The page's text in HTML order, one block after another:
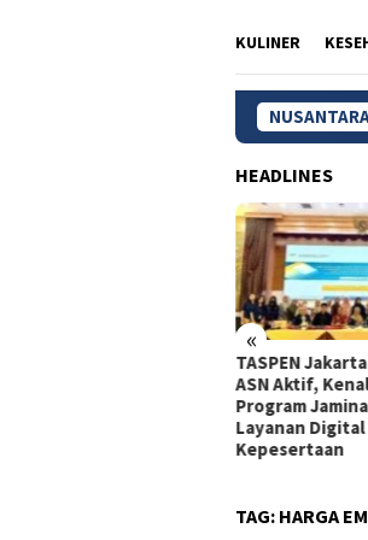
KULINER
HEADLINES
«
TASPEN
ASN Aktif,
Program
Layanan Digital
Kepesertaan
TAG: HARGA